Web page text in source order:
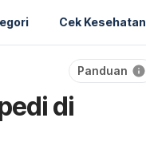
Cek Kesehatan
Panduan
di